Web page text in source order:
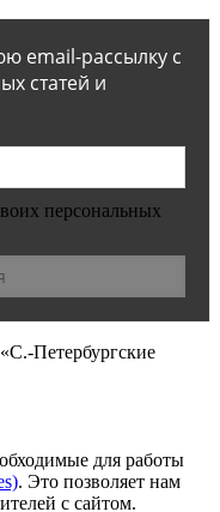
email-рассылку с
статей и
персональных
Петербургские
для работы
. Это позволяет нам
с сайтом.